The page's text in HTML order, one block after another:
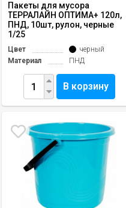
Пакеты для мусора
ТЕРРАЛАЙН ОПТИМА+ 120л,
ПНД, 10шт, рулон, черные
1/25
Цвет
черный
Материал
ПНД
В корзину